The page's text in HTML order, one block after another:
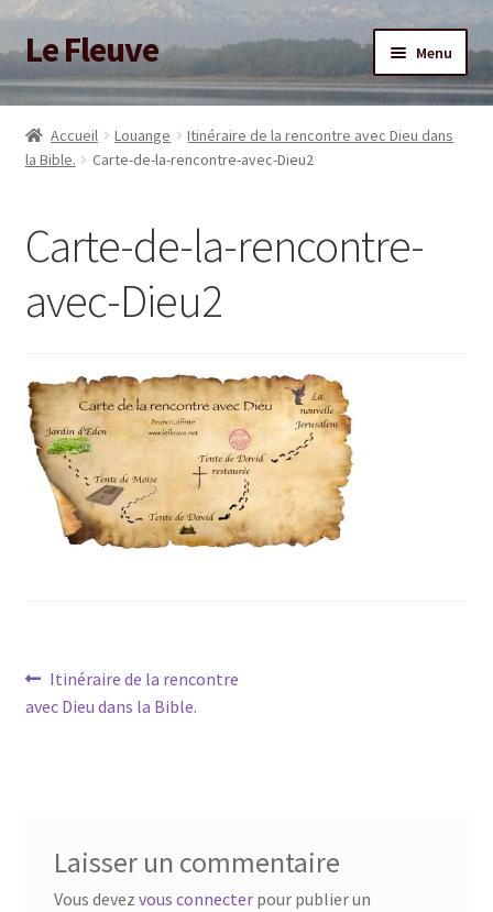
Aller
à
la
navigation
Aller
au
contenu
Le Fleuve Menu
Accueil
Ouvrir
Blog
Adhésion/Soutien
Accueil Louange
Itinéraire de la rencontre avec Dieu dans
la Bible.
Carte-de-la-rencontre-avec-Dieu2
Carte-de-la-rencontre-
avec-Dieu2
Navigation
de
Article
précédent :
Itinéraire de la rencontre
avec Dieu dans la Bible.
Laisser un commentaire
Vous devez vous connecterpour publier un